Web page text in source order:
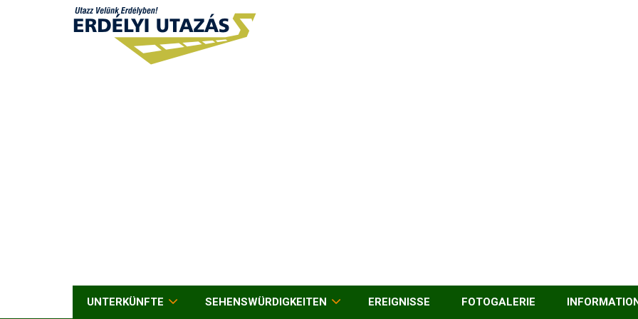
UNTERKÜNFTE SEHENSWÜRDIGKEITEN EREIGNISSE FOTOGALERIE